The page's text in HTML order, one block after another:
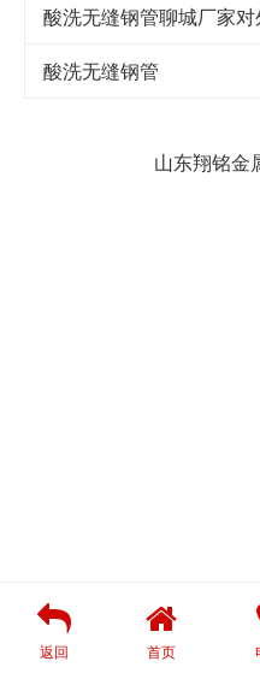
酸洗无缝钢管聊城厂家
酸洗无缝钢管
山东翔铭金
返回 首页